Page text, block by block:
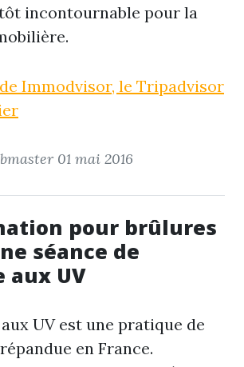
incontournable pour la
Immodvisor, le Tripadvisor
01 mai 2016
pour brûlures
séance de
aux UV
UV est une pratique de
en France.